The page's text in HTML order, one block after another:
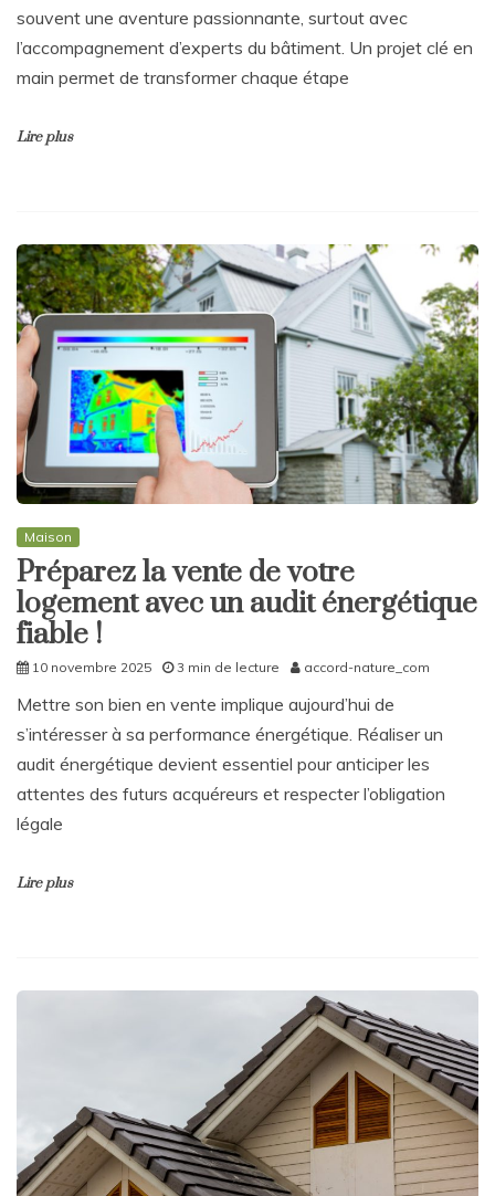
souvent une aventure passionnante, surtout avec
l’accompagnement d’experts du bâtiment. Un projet clé en
main permet de transformer chaque étape
Lire plus
Maison
Préparez la vente de votre
logement avec un audit énergétique
fiable !
10 novembre 2025 3 min de lecture accord-nature_com
Mettre son bien en vente implique aujourd’hui de
s’intéresser à sa performance énergétique. Réaliser un
audit énergétique devient essentiel pour anticiper les
attentes des futurs acquéreurs et respecter l’obligation
légale
Lire plus